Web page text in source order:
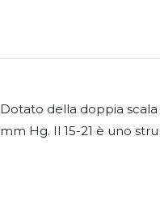
Dotato della doppia scala
mm Hg. Il 15-21 è uno